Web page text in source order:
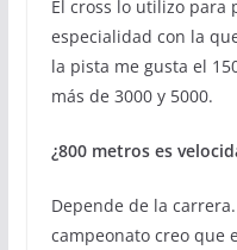
El cross lo utilizo para
especialidad con la
la pista me gusta el
más de 3000 y 5000.
¿800 metros es
Depende de la
campeonato creo que